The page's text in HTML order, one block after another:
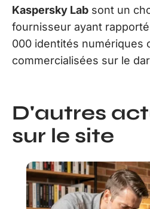
Kaspersky Lab sont un
fournisseur ayant
000 identités numériques
commercialisées sur le
D'autres
sur le site